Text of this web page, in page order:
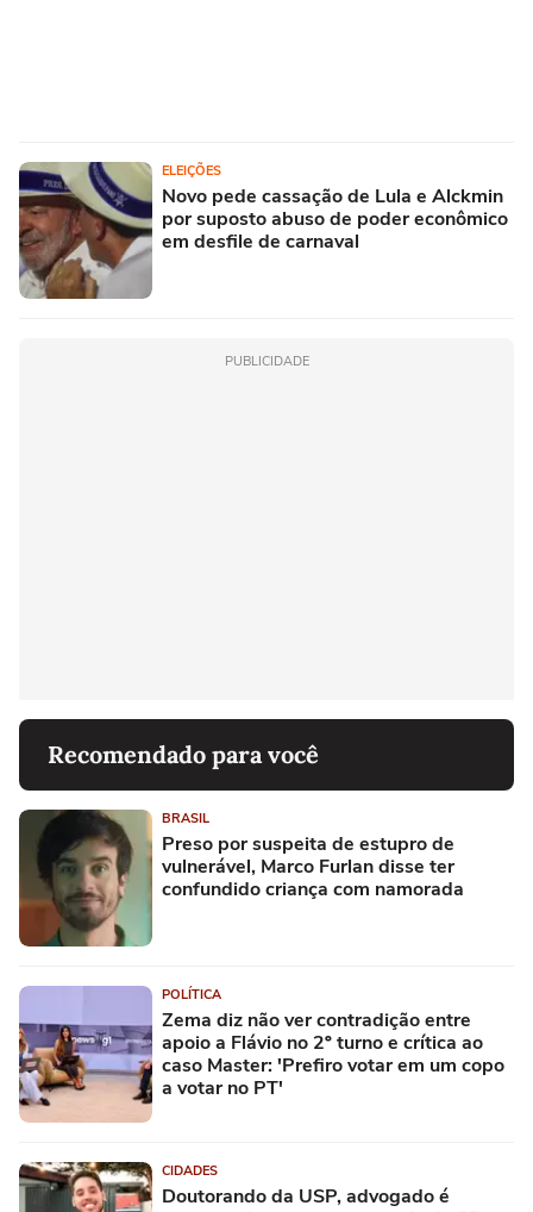
ELEIÇÕES
Novo pede cassação de Lula e Alckmin
por suposto abuso de poder econômico
em desfile de carnaval
PUBLICIDADE
Recomendado para você
BRASIL
Preso por suspeita de estupro de
vulnerável, Marco Furlan disse ter
confundido criança com namorada
POLÍTICA
Zema diz não ver contradição entre
apoio a Flávio no 2º turno e crítica ao
caso Master: 'Prefiro votar em um copo
a votar no PT'
CIDADES
Doutorando da USP, advogado é